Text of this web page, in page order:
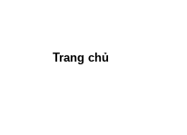
Trang chủ